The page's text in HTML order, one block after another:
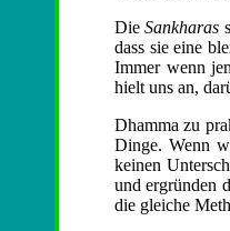
DieSankharas
dass sie eine
Immer wenn
hielt uns an,
Dhamma zu
Dinge. Wenn
keinen
und ergründen
die gleiche